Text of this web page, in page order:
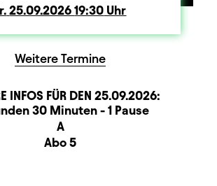
Freitag
25.09.202619:30 Uhr
Weitere Termine
INFOS FÜR DEN 25.09.2026:
30 Minuten - 1 Pause
A
Abo 5